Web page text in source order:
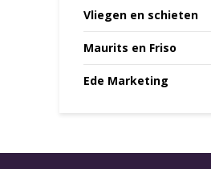
Vliegen en schieten
Maurits en Friso
Ede Marketing